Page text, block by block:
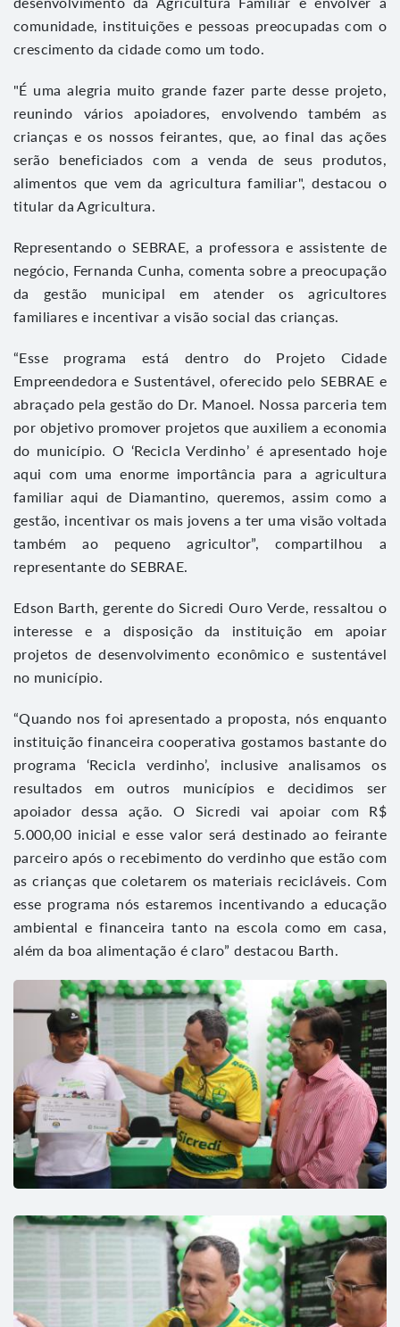
comunidade, instituições e pessoas preocupadas com o
crescimento da cidade como um todo.
"É uma alegria muito grande fazer parte desse projeto,
reunindo vários apoiadores, envolvendo também as
crianças e os nossos feirantes, que, ao final das ações
serão beneficiados com a venda de seus produtos,
alimentos que vem da agricultura familiar", destacou o
titular da Agricultura.
Representando o SEBRAE, a professora e assistente de
negócio, Fernanda Cunha, comenta sobre a preocupação
da gestão municipal em atender os agricultores
familiares e incentivar a visão social das crianças.
“Esse programa está dentro do Projeto Cidade
Empreendedora e Sustentável, oferecido pelo SEBRAE e
abraçado pela gestão do Dr. Manoel. Nossa parceria tem
por objetivo promover projetos que auxiliem a economia
do município. O ‘Recicla Verdinho’ é apresentado hoje
aqui com uma enorme importância para a agricultura
familiar aqui de Diamantino, queremos, assim como a
gestão, incentivar os mais jovens a ter uma visão voltada
também ao pequeno agricultor”, compartilhou a
representante do SEBRAE.
Edson Barth, gerente do Sicredi Ouro Verde, ressaltou o
interesse e a disposição da instituição em apoiar
projetos de desenvolvimento econômico e sustentável
no município.
“Quando nos foi apresentado a proposta, nós enquanto
instituição financeira cooperativa gostamos bastante do
programa ‘Recicla verdinho’, inclusive analisamos os
resultados em outros municípios e decidimos ser
apoiador dessa ação. O Sicredi vai apoiar com R$
5.000,00 inicial e esse valor será destinado ao feirante
parceiro após o recebimento do verdinho que estão com
as crianças que coletarem os materiais recicláveis. Com
esse programa nós estaremos incentivando a educação
ambiental e financeira tanto na escola como em casa,
além da boa alimentação é claro” destacou Barth.